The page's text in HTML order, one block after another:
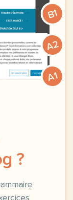
B1
A2
A1
?